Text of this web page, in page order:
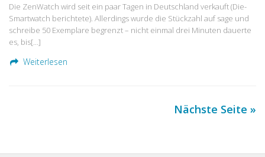
Die ZenWatch wird seit ein paar Tagen in Deutschland verkauft (Die-
Smartwatch berichtete). Allerdings wurde die Stückzahl auf sage und
schreibe 50 Exemplare begrenzt – nicht einmal drei Minuten dauerte
es, bis[…]
Weiterlesen
Nächste Seite »